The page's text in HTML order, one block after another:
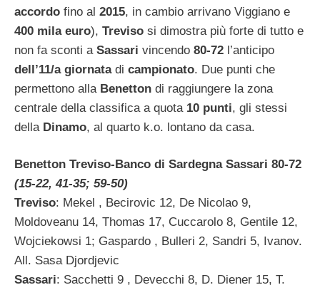
accordo fino al 2015, in cambio arrivano Viggiano e
400 mila euro), Treviso si dimostra più forte di tutto e
non fa sconti a Sassari vincendo 80-72 l’anticipo
dell’11/a giornatadi campionato. Due punti che
permettono alla Benetton di raggiungere la zona
centrale della classifica a quota 10 punti, gli stessi
della Dinamo, al quarto k.o. lontano da casa.
Benetton Treviso-Banco di Sardegna Sassari 80-72
(15-22, 41-35; 59-50)
Treviso: Mekel , Becirovic 12, De Nicolao 9,
Moldoveanu 14, Thomas 17, Cuccarolo 8, Gentile 12,
Wojciekowsi 1; Gaspardo , Bulleri 2, Sandri 5, Ivanov.
All. Sasa Djordjevic
Sassari: Sacchetti 9 , Devecchi 8, D. Diener 15, T.